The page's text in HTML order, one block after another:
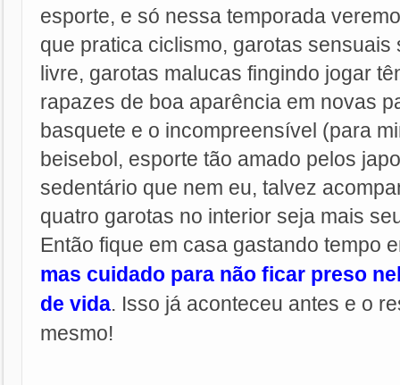
esporte, e só nessa temporada
que pratica ciclismo, garotas sensuais
livre, garotas malucas fingindo jogar
rapazes de boa aparência em novas
basquete e o incompreensível (para
beisebol, esporte tão amado pelos
sedentário que nem eu, talvez
quatro garotas no interior seja mais
Então fique em casa gastando tempo
mas cuidado para não ficar preso
de vida. Isso já aconteceu antes e o
mesmo!